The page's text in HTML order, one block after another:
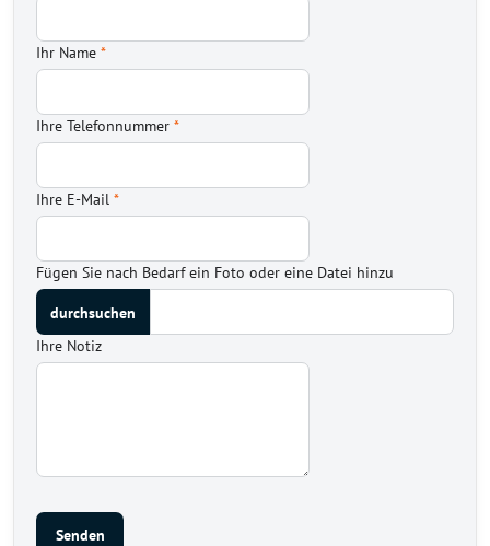
Ihr Name *
Ihre Telefonnummer *
Ihre E-Mail *
Fügen Sie nach Bedarf ein Foto oder eine Datei hinzu
Ihre Notiz
Senden